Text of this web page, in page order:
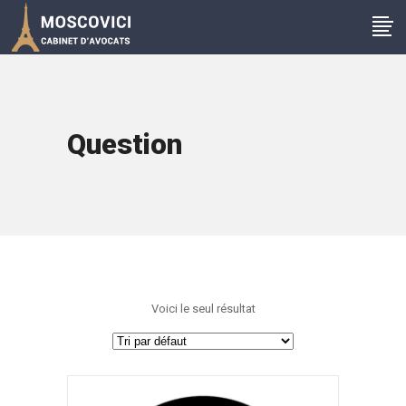
Question
Voici le seul résultat